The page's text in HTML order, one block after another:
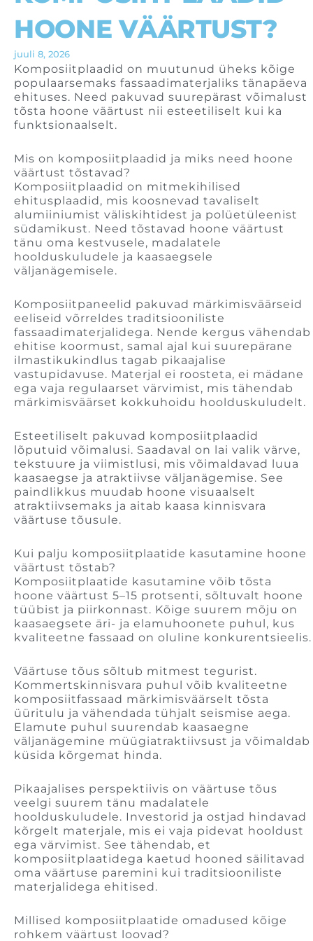
HOONE VÄÄRTUST?
juuli 8, 2026
Komposiitplaadid on muutunud üheks kõige
populaarsemaks fassaadimaterjaliks tänapäeva
ehituses. Need pakuvad suurepärast võimalust
tõsta hoone väärtust nii esteetiliselt kui ka
funktsionaalselt.
Mis on komposiitplaadid ja miks need hoone
väärtust tõstavad?
Komposiitplaadid on mitmekihilised
ehitusplaadid, mis koosnevad tavaliselt
alumiiniumist väliskihtidest ja polüetüleenist
südamikust. Need tõstavad hoone väärtust
tänu oma kestvusele, madalatele
hoolduskuludele ja kaasaegsele
väljanägemisele.
Komposiitpaneelid pakuvad märkimisväärseid
eeliseid võrreldes traditsiooniliste
fassaadimaterjalidega. Nende kergus vähendab
ehitise koormust, samal ajal kui suurepärane
ilmastikukindlus tagab pikaajalise
vastupidavuse. Materjal ei roosteta, ei mädane
ega vaja regulaarset värvimist, mis tähendab
märkimisväärset kokkuhoidu hoolduskuludelt.
Esteetiliselt pakuvad komposiitplaadid
lõputuid võimalusi. Saadaval on lai valik värve,
tekstuure ja viimistlusi, mis võimaldavad luua
kaasaegse ja atraktiivse väljanägemise. See
paindlikkus muudab hoone visuaalselt
atraktiivsemaks ja aitab kaasa kinnisvara
väärtuse tõusule.
Kui palju komposiitplaatide kasutamine hoone
väärtust tõstab?
Komposiitplaatide kasutamine võib tõsta
hoone väärtust 5–15 protsenti, sõltuvalt hoone
tüübist ja piirkonnast. Kõige suurem mõju on
kaasaegsete äri- ja elamuhoonete puhul, kus
kvaliteetne fassaad on oluline konkurentsieelis.
Väärtuse tõus sõltub mitmest tegurist.
Kommertskinnisvara puhul võib kvaliteetne
komposiitfassaad märkimisväärselt tõsta
üüritulu ja vähendada tühjalt seismise aega.
Elamute puhul suurendab kaasaegne
väljanägemine müügiatraktiivsust ja võimaldab
küsida kõrgemat hinda.
Pikaajalises perspektiivis on väärtuse tõus
veelgi suurem tänu madalatele
hoolduskuludele. Investorid ja ostjad hindavad
kõrgelt materjale, mis ei vaja pidevat hooldust
ega värvimist. See tähendab, et
komposiitplaatidega kaetud hooned säilitavad
oma väärtuse paremini kui traditsiooniliste
materjalidega ehitised.
Millised komposiitplaatide omadused kõige
rohkem väärtust loovad?